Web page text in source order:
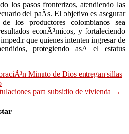
los pasos fronterizos, atendiendo las
del paÃ­s. El objetivo es asegurar
los productores colombianos sea
econÃ³micos, y fortaleciendo
que quienes intenten ingresar de
protegiendo asÃ­ el estatus
Minuto de Dios entregan sillas
para subsidio de vivienda →